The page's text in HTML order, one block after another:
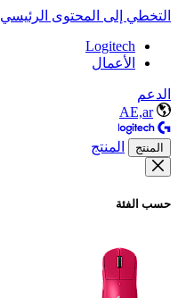
التخطي إلى المحتوى الرئيسي
Logitech
الأعمال
الدعم
AE,ar
المنتج المنتج
حسب الفئة